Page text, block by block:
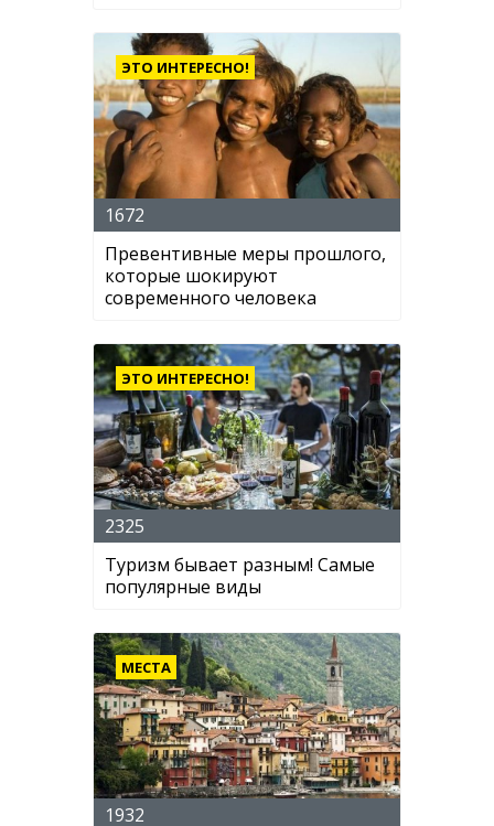
ЭТО ИНТЕРЕСНО!
1672
Превентивные меры прошлого,
которые шокируют
современного человека
ЭТО ИНТЕРЕСНО!
2325
Туризм бывает разным! Самые
популярные виды
МЕСТА
1932